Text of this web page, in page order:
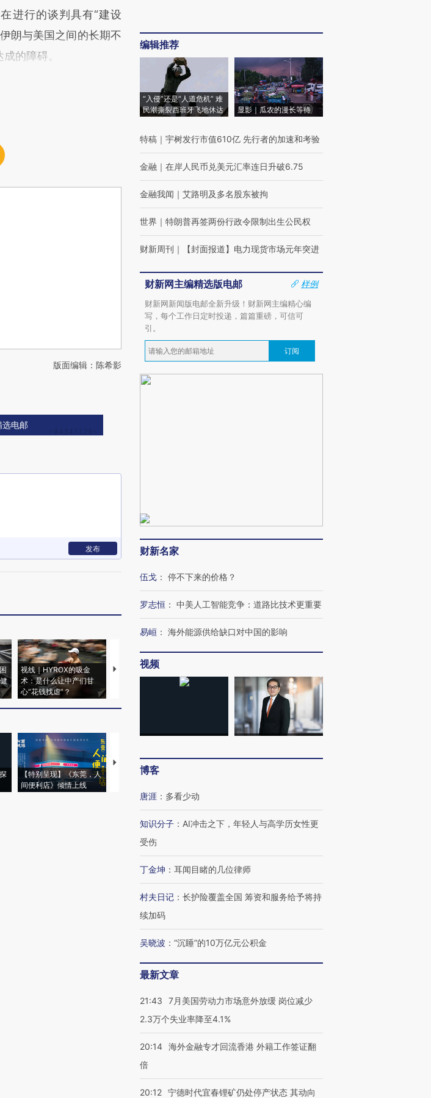
行的谈判具有“建设
朗与美国之间的长期不
的障碍。
版面编辑：陈希影
选电邮
发布
视线｜HYROX的吸金
术：是什么让中产们甘
心“花钱找虐”？
马航飞行员跨国走私7万
粒摇头丸 尿检体内含3种
度Z世代 用街头抗争将教
育部长拱下台
机”？难民潮撕裂西班牙
飞地休达
【特别呈现】《东莞，人
间便利店》倾情上线
【推广】走进第四届链博
会，让数智科技“链”接产
编辑推荐
“入侵”还是“人道危机” 难
民潮撕裂西班牙飞地休达
显影｜瓜农的漫长等待
特稿 ｜ 宇树发行市值610亿 先行者的加速和考验
金融 ｜ 在岸人民币兑美元汇率连日升破6.75
金融我闻 ｜ 艾路明及多名股东被拘
世界 ｜ 特朗普再签两份行政令限制出生公民权
财新周刊 ｜ 【封面报道】电力现货市场元年突进
财新网主编精选版电邮
样例
财新网新闻版电邮全新升级！财新网主编精心编
写，每个工作日定时投递，篇篇重磅，可信可
引。
订阅
财新名家
伍戈 ： 停不下来的价格？
罗志恒 ： 中美人工智能竞争：道路比技术更重要
易峘 ： 海外能源供给缺口对中国的影响
视频
博客
唐涯 ： 多看少动
知识分子 ： AI冲击之下，年轻人与高学历女性更
受伤
丁金坤 ： 耳闻目睹的几位律师
村夫日记 ： 长护险覆盖全国 筹资和服务给予将持
续加码
吴晓波 ： “沉睡”的10万亿元公积金
最新文章
21:43
7月美国劳动力市场意外放缓 岗位减少
2.3万个失业率降至4.1%
20:14 海外金融专才回流香港 外籍工作签证翻
倍
20:12 宁德时代宜春锂矿仍处停产状态 其动向